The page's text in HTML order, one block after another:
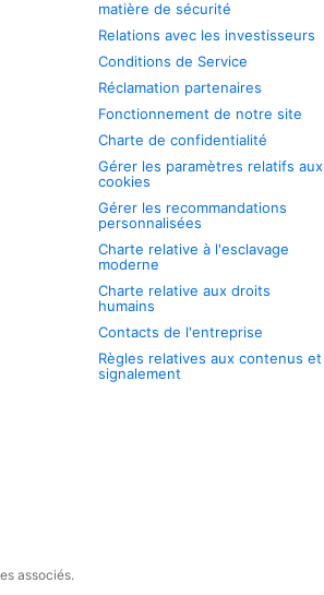
matière de sécurité
Relations avec les investisseurs
Conditions de Service
Réclamation partenaires
Fonctionnement de notre site
Charte de confidentialité
Gérer les paramètres relatifs aux
cookies
Gérer les recommandations
personnalisées
Charte relative à l'esclavage
moderne
Charte relative aux droits
humains
Contacts de l'entreprise
Règles relatives aux contenus et
signalement
associés.